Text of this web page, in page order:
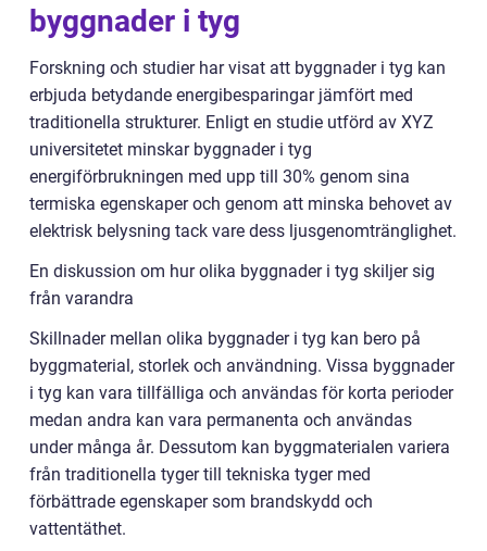
byggnader i tyg
Forskning och studier har visat att byggnader i tyg kan
erbjuda betydande energibesparingar jämfört med
traditionella strukturer. Enligt en studie utförd av XYZ
universitetet minskar byggnader i tyg
energiförbrukningen med upp till 30% genom sina
termiska egenskaper och genom att minska behovet av
elektrisk belysning tack vare dess ljusgenomtränglighet.
En diskussion om hur olika byggnader i tyg skiljer sig
från varandra
Skillnader mellan olika byggnader i tyg kan bero på
byggmaterial, storlek och användning. Vissa byggnader
i tyg kan vara tillfälliga och användas för korta perioder
medan andra kan vara permanenta och användas
under många år. Dessutom kan byggmaterialen variera
från traditionella tyger till tekniska tyger med
förbättrade egenskaper som brandskydd och
vattentäthet.